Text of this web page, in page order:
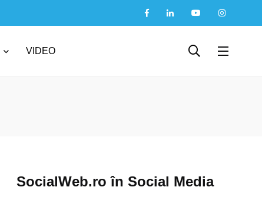
VIDEO
SocialWeb.ro în Social Media​